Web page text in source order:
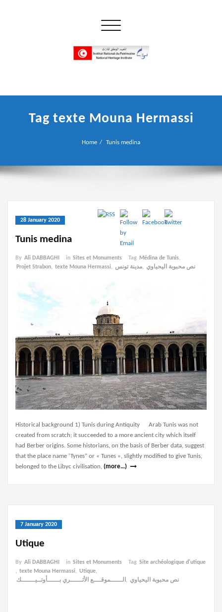
Toggle navigation
Tag texte Mouna Hermassi
Home Tunis medina
28 January 2020
Tunis medina
By Ali DABBAGHI in Sites et Monuments Tag Médina de Tunis,
Projet Strabon, texte Mouna Hermassi, مدينة تونس, نص محبوبة اليحياوي
Historical background 1) Tunis during Antiquity Arab Tunis was not
created from scratch; it succeeded to a more ancient city which itself
had Berber origins. Some historians, on the basis of Berber data, suggest
that the place name ‘Tynes” or « Tunes », slightly modified to give Tunis,
belonged to the Libyc civilisation, (more…)
7 January 2020
Utique
By Ali DABBAGHI in Sites et Monuments Tag Site archéologique d'utique
, texte Mouna Hermassi, Utique,
الــــــموقــــع الأثــــــري بــــــأوتــيـــــــك , نص محبوبة اليحياوي